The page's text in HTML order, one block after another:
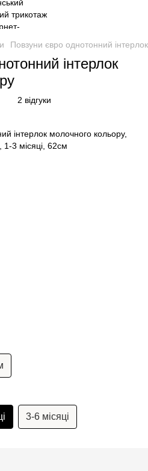
Повзуни євро однотонний
інтерлок
2 відгуки
3-6 місяці